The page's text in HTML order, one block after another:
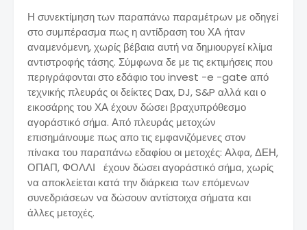
Η συνεκτίμηση των παραπάνω παραμέτρων με οδηγεί
στο συμπέρασμα πως η αντίδραση του ΧΑ ήταν
αναμενόμενη, χωρίς βέβαια αυτή να δημιουργεί κλίμα
αντιστροφής τάσης. Σύμφωνα δε με τις εκτιμήσεις που
περιγράφονται στο εδάφιο του invest -e -gate από
τεχνικής πλευράς οι δείκτες Dax, DJ, S&P αλλά και ο
εικοσάρης του ΧΑ έχουν δώσει βραχυπρόθεσμο
αγοράστικό σήμα. Από πλευράς μετοχών
επισημάινουμε πως απο τις εμφανιζόμενες στον
πίνακα του παραπάνω εδαφίου οι μετοχές: Αλφα, ΔΕΗ,
ΟΠΑΠ, ΦΟΛΛΙ έχουν δώσει αγοράστικό σήμα, χωρίς
να αποκλείεται κατά την διάρκεια των επόμενων
συνεδριάσεων να δώσουν αντίστοιχα σήματα και
άλλες μετοχές.